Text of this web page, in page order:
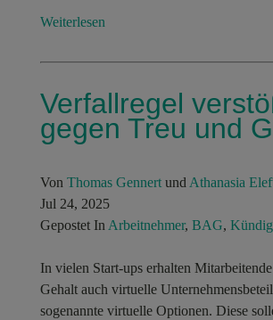
Weiterlesen
Ver­fall­regel
gegen Treu und
Von Thomas Gennertund Athanasia
Jul 24, 2025
Gepostet In Arbeitnehmer, BAG,
In vielen Start-ups erhalten
Gehalt auch virtuelle
sogenannte virtuelle Optionen. Diese